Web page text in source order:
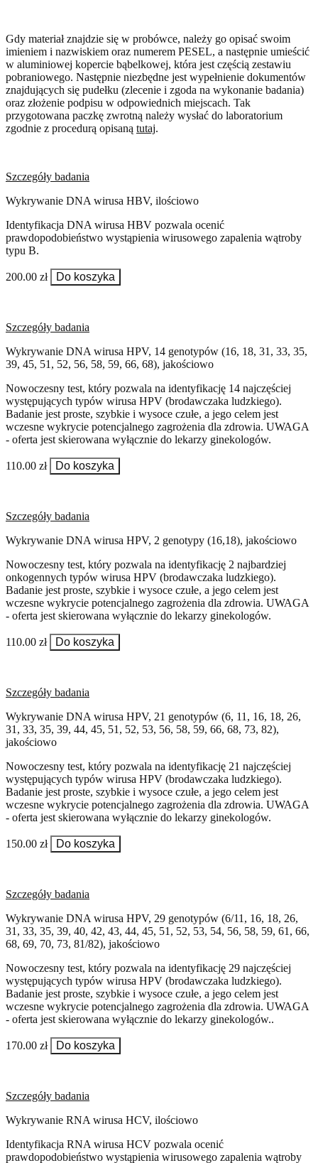
Gdy materiał znajdzie się w probówce, należy go opisać swoim
imieniem i nazwiskiem oraz numerem PESEL, a następnie umieścić
w aluminiowej kopercie bąbelkowej, która jest częścią zestawiu
pobraniowego. Następnie niezbędne jest wypełnienie dokumentów
znajdujących się pudełku (zlecenie i zgoda na wykonanie badania)
oraz złożenie podpisu w odpowiednich miejscach. Tak
przygotowana paczkę zwrotną należy wysłać do laboratorium
zgodnie z procedurą opisaną tutaj.
Szczegóły badania
Wykrywanie DNA wirusa HBV, ilościowo
Identyfikacja DNA wirusa HBV pozwala ocenić
prawdopodobieństwo wystąpienia wirusowego zapalenia wątroby
typu B.
200.00 zł Do koszyka
Szczegóły badania
Wykrywanie DNA wirusa HPV, 14 genotypów (16, 18, 31, 33, 35,
39, 45, 51, 52, 56, 58, 59, 66, 68), jakościowo
Nowoczesny test, który pozwala na identyfikację 14 najczęściej
występujących typów wirusa HPV (brodawczaka ludzkiego).
Badanie jest proste, szybkie i wysoce czułe, a jego celem jest
wczesne wykrycie potencjalnego zagrożenia dla zdrowia. UWAGA
- oferta jest skierowana wyłącznie do lekarzy ginekologów.
110.00 zł Do koszyka
Szczegóły badania
Wykrywanie DNA wirusa HPV, 2 genotypy (16,18), jakościowo
Nowoczesny test, który pozwala na identyfikację 2 najbardziej
onkogennych typów wirusa HPV (brodawczaka ludzkiego).
Badanie jest proste, szybkie i wysoce czułe, a jego celem jest
wczesne wykrycie potencjalnego zagrożenia dla zdrowia. UWAGA
- oferta jest skierowana wyłącznie do lekarzy ginekologów.
110.00 zł Do koszyka
Szczegóły badania
Wykrywanie DNA wirusa HPV, 21 genotypów (6, 11, 16, 18, 26,
31, 33, 35, 39, 44, 45, 51, 52, 53, 56, 58, 59, 66, 68, 73, 82),
jakościowo
Nowoczesny test, który pozwala na identyfikację 21 najczęściej
występujących typów wirusa HPV (brodawczaka ludzkiego).
Badanie jest proste, szybkie i wysoce czułe, a jego celem jest
wczesne wykrycie potencjalnego zagrożenia dla zdrowia. UWAGA
- oferta jest skierowana wyłącznie do lekarzy ginekologów.
150.00 zł Do koszyka
Szczegóły badania
Wykrywanie DNA wirusa HPV, 29 genotypów (6/11, 16, 18, 26,
31, 33, 35, 39, 40, 42, 43, 44, 45, 51, 52, 53, 54, 56, 58, 59, 61, 66,
68, 69, 70, 73, 81/82), jakościowo
Nowoczesny test, który pozwala na identyfikację 29 najczęściej
występujących typów wirusa HPV (brodawczaka ludzkiego).
Badanie jest proste, szybkie i wysoce czułe, a jego celem jest
wczesne wykrycie potencjalnego zagrożenia dla zdrowia. UWAGA
- oferta jest skierowana wyłącznie do lekarzy ginekologów..
170.00 zł Do koszyka
Szczegóły badania
Wykrywanie RNA wirusa HCV, ilościowo
Identyfikacja RNA wirusa HCV pozwala ocenić
prawdopodobieństwo wystąpienia wirusowego zapalenia wątroby